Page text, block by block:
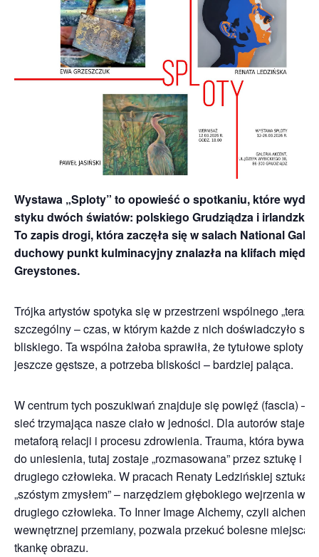
Wystawa „Sploty” to opowieść o spotkaniu, które
styku dwóch światów: polskiego Grudziądza i
To zapis drogi, która zaczęła się w salach National
duchowy punkt kulminacyjny znalazła na klifach
Greystones.
Trójka artystów spotyka się w przestrzeni wspólnego
szczególny – czas, w którym każde z nich doświadczyło
bliskiego. Ta wspólna żałoba sprawiła, że tytułowe sploty
jeszcze gęstsze, a potrzeba bliskości – bardziej paląca.
W centrum tych poszukiwań znajduje się powięź (fascia) –
sieć trzymająca nasze ciało w jedności. Dla autorów staje
metaforą relacji i procesu zdrowienia. Trauma, która bywa
do uniesienia, tutaj zostaje „rozmasowana” przez sztukę i
drugiego człowieka. W pracach Renaty Ledzińskiej sztuka
„szóstym zmysłem” – narzędziem głębokiego wejrzenia w
drugiego człowieka. To Inner Image Alchemy, czyli alchemia
wewnętrznej przemiany, pozwala przekuć bolesne miejsca
tkankę obrazu.